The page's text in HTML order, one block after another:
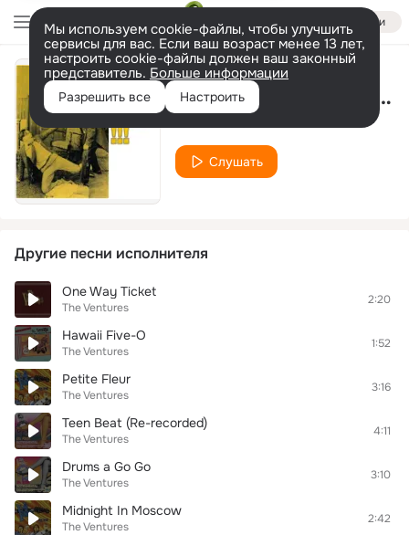
Войти
Мы используем cookie-файлы, чтобы улучшить
сервисы для вас. Если ваш возраст менее 13 лет,
настроить cookie-файлы должен ваш законный
представитель. Больше информации
Разрешить все Настроить Супер Вентурес - 5-ая сомфония
Слушать
Другие песни исполнителя
One Way Ticket
The Ventures
2:20
Hawaii Five-O
The Ventures
1:52
Petite Fleur
The Ventures
3:16
Teen Beat (Re-recorded)
The Ventures
4:11
Drums a Go Go
The Ventures
3:10
Midnight In Moscow
The Ventures
2:42